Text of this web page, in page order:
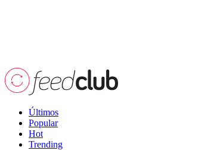
Últimos
Popular
Hot
Trending